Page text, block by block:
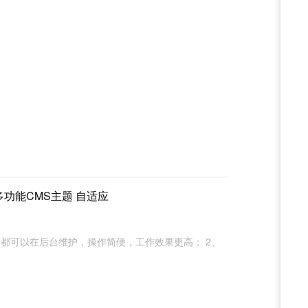
能CMS主题 自适应
以在后台维护，操作简便，工作效果更高； 2、